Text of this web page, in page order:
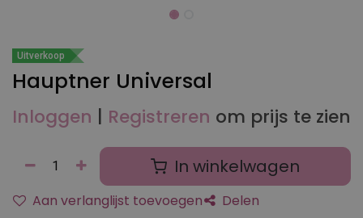
Uitverkoop
Hauptner Universal
Inloggen | Registreren om prijs te zien
In winkelwagen
Aan verlanglijst toevoegen Delen